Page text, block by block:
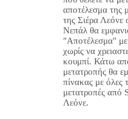
αποτέλεσμα της
της Σιέρα Λεόνε
Νεπάλ θα
"Αποτέλεσμα"
χωρίς να
κουμπί. Κάτω
μετατροπής θα
πίνακας με όλες
μετατροπές από
Λεόνε.